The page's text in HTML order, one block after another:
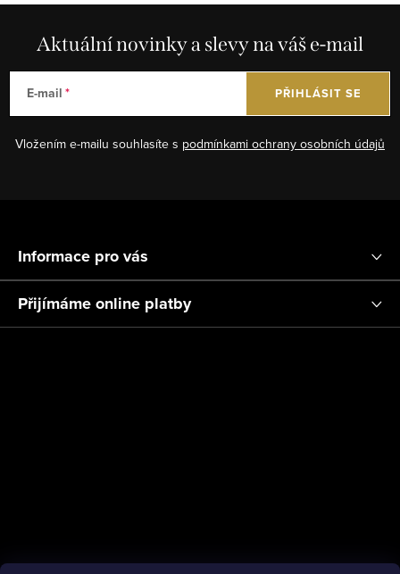
Aktuální novinky a slevy na váš e-mail
E-mail
Vložením e-mailu souhlasíte s podmínkami ochrany osobních údajů
PŘIHLÁSIT SE
p
t
Informace pro vás
Přijímáme online platby